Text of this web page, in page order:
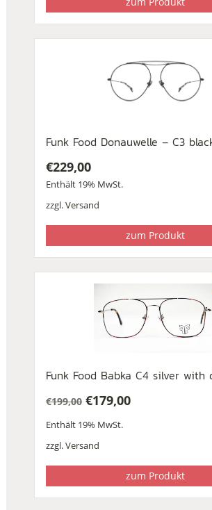
Funk Food Donauwelle – C3
€229,00
Enthält 19% MwSt.
zzgl.Versand
zum Produkt
Funk Food Babka C4 silver with
€199,00
Preis
war:
€179,00
Preis
ist:
Enthält 19% MwSt.
zzgl.Versand
zum Produkt